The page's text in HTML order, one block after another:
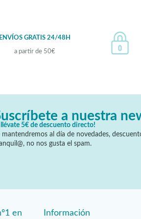
ENVÍOS GRATIS 24/48H
a partir de 50€
a nuestra
llévate 5€ de descuento directo!
mantendremos al día de novedades,
no nos gusta el spam.
en
Información